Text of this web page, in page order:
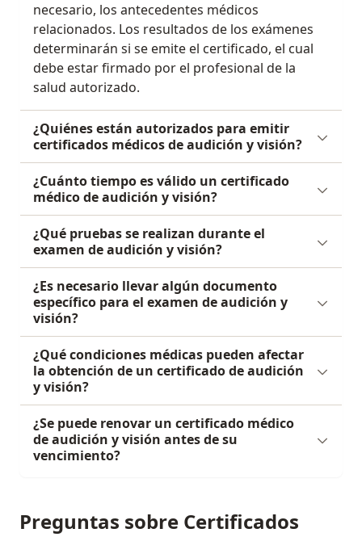
necesario, los antecedentes médicos
relacionados. Los resultados de los exámenes
determinarán si se emite el certificado, el cual
debe estar firmado por el profesional de la
salud autorizado.
¿Quiénes están autorizados para emitir
certificados médicos de audición y visión?
¿Cuánto tiempo es válido un certificado
médico de audición y visión?
¿Qué pruebas se realizan durante el
examen de audición y visión?
¿Es necesario llevar algún documento
específico para el examen de audición y
visión?
¿Qué condiciones médicas pueden afectar
la obtención de un certificado de audición
y visión?
¿Se puede renovar un certificado médico
de audición y visión antes de su
vencimiento?
Preguntas sobre Certificados